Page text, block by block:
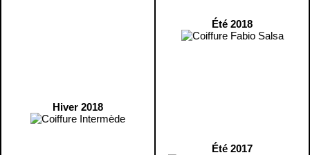
Hiver 2018
Été 2018
Été 2017